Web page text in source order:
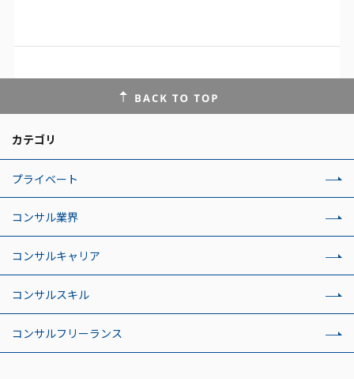
カテゴリ
プライベート
コンサル業界
コンサルキャリア
コンサルスキル
コンサルフリーランス